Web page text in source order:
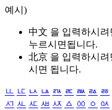
예시)
中文 을 입력하시려
누르시면됩니다.
北京 을 입력하시려
시면 됩니다.
ㅥ ㅦ ㅧ ㅨ ㅩ ㅪ ㅫ ㅬ ㅭ
ㅺ ㅻ ㅼ ㅽ ㅾ ㅿ ㆀ ㆁ ㆂ